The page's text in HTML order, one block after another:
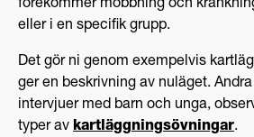
förekommer mobbning och
eller i en specifik grupp.
Det gör ni genom exempelvis
ger en beskrivning av nuläget.
intervjuer med barn och unga,
typer av kartläggningsövningar.